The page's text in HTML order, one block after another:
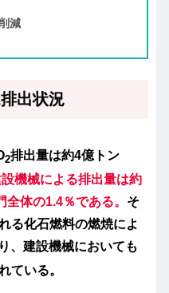
減
出状況
2排出量は約4億トン
機械による排出量は約
体の1.4％である。 そ
る化石燃料の燃焼によ
、建設機械においても
ている。